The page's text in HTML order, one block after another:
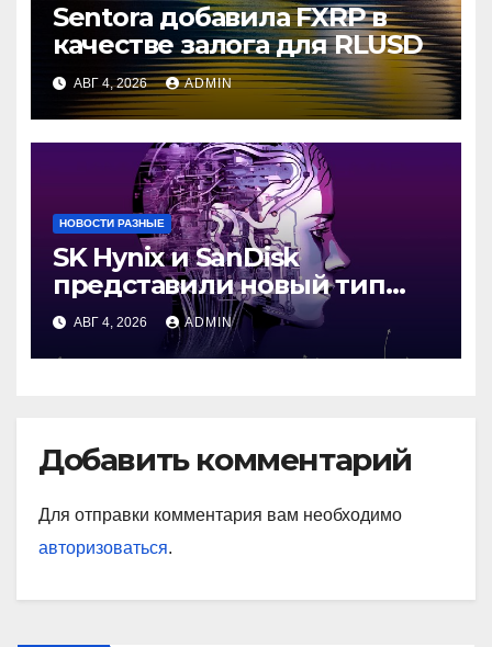
Sentora добавила FXRP в
качестве залога для RLUSD
АВГ 4, 2026 ADMIN
НОВОСТИ РАЗНЫЕ
SK Hynix и SanDisk
представили новый тип
промежуточной памяти
АВГ 4, 2026 ADMIN
Добавить комментарий
Для отправки комментария вам необходимо
авторизоваться.